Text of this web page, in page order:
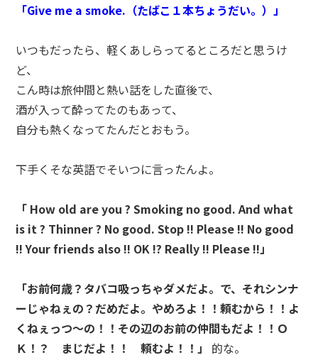
「Give me a smoke.（たばこ１本ちょうだい。）」
いつもだったら、軽くあしらってるところだと思うけ
ど、
こん時は旅仲間と熱い話をした直後で、
酒が入って酔ってたのもあって、
自分も熱くなってたんだとおもう。
下手くそな英語でそいつに言ったんよ。
「 How old are you ? Smoking no good. And what
is it ? Thinner ? No good. Stop !! Please !! No good
!! Your friends also !! OK !? Really !! Please !!」
「お前何歳？タバコ吸っちゃダメだよ。で、それシンナ
ーじゃねぇの？だめだよ。やめろよ！！頼むから！！よ
くねぇっつ～の！！その辺のお前の仲間もだよ！！Ｏ
Ｋ！？ まじだよ！！ 頼むよ！！」
的な。